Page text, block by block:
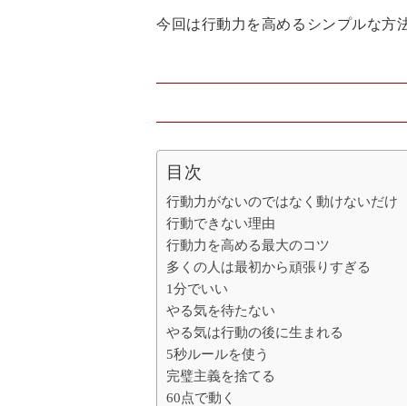
今回は行動力を高めるシンプルな方
目次
行動力がないのではなく動けないだけ
行動できない理由
行動力を高める最大のコツ
多くの人は最初から頑張りすぎる
1分でいい
やる気を待たない
やる気は行動の後に生まれる
5秒ルールを使う
完璧主義を捨てる
60点で動く